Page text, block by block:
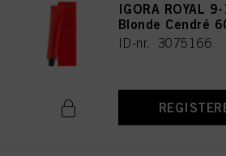
IGORA ROYAL
Blonde Cendré
ID-nr. 3075166